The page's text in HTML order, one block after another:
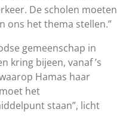
De scholen moeten
ons het thema stellen.”
gemeenschap in
kring bijeen, vanaf ’s
Hamas haar
het
staan”, licht